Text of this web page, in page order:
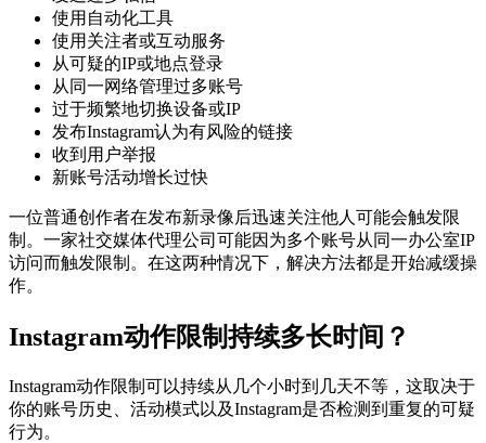
使用自动化工具
使用关注者或互动服务
从可疑的IP或地点登录
从同一网络管理过多账号
过于频繁地切换设备或IP
发布Instagram认为有风险的链接
收到用户举报
新账号活动增长过快
一位普通创作者在发布新录像后迅速关注他人可能会触发限
制。一家社交媒体代理公司可能因为多个账号从同一办公室IP
访问而触发限制。在这两种情况下，解决方法都是开始减缓操
作。
Instagram动作限制持续多长时间？
Instagram动作限制可以持续从几个小时到几天不等，这取决于
你的账号历史、活动模式以及Instagram是否检测到重复的可疑
行为。